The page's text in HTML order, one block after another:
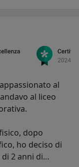
al
al liceo
dopo
ho deciso di
2 anni di